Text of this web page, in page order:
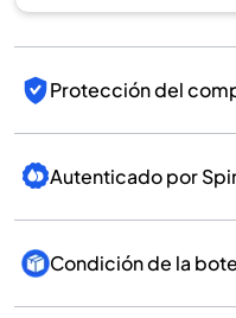
Protección del
Autenticado por
Condición de la